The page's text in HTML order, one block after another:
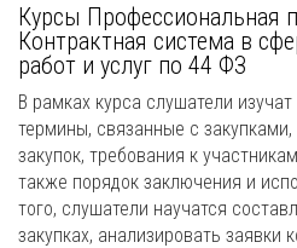
Курсы Профессиональная
Контрактная система в
работ и услуг по 44 ФЗ
В рамках курса слушатели
термины, связанные с
закупок, требования к
также порядок заключения и
того, слушатели научатся
закупках, анализировать заявки